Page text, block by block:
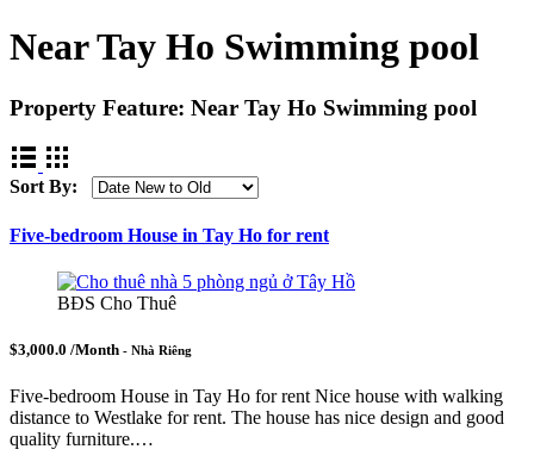
Near Tay Ho Swimming pool
Property Feature: Near Tay Ho Swimming pool
Sort By:
Five-bedroom House in Tay Ho for rent
BĐS Cho Thuê
$3,000.0 /Month - Nhà Riêng
Five-bedroom House in Tay Ho for rent Nice house with walking
distance to Westlake for rent. The house has nice design and good
quality furniture.…